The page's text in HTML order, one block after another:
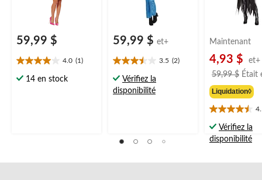
59,99 $
4.0 (1)
4.0
étoile(s)
14 en stock
59,99 $ et+
3.5 (2)
3.5
étoile(s)
sur
Vérifiez la
disponibilité
Maintenant
4,93 $
et+
59,99 $ Était
Liquidation◊
4.5
étoile(s)
sur
Vérifiez la
disponibilité